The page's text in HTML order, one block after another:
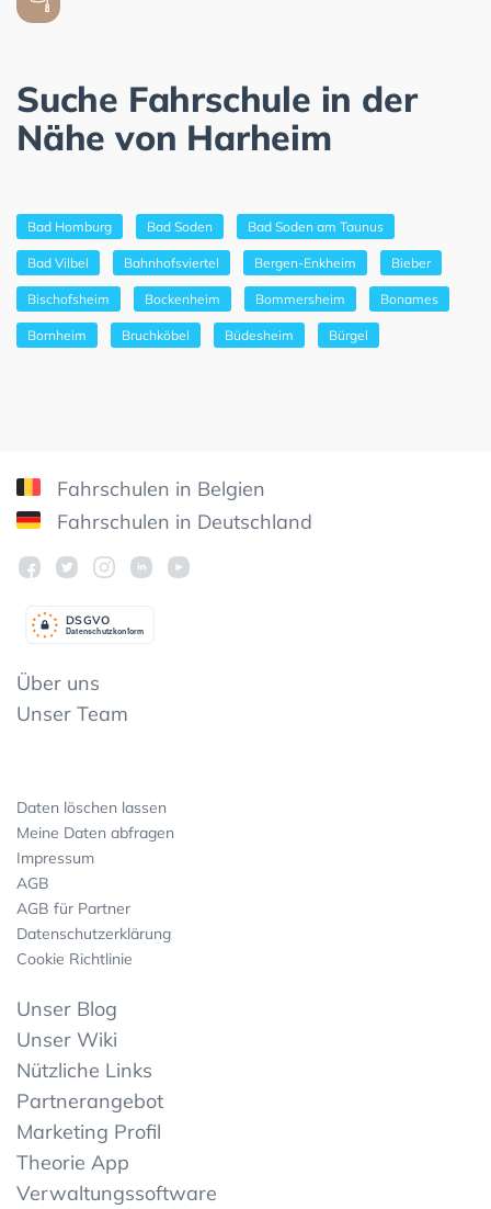
Suche Fahrschule in der
Nähe von Harheim
Bad Homburg Bad Soden Bad Soden am Taunus
Bad Vilbel Bahnhofsviertel Bergen-Enkheim Bieber
Bischofsheim Bockenheim Bommersheim Bonames
Bornheim Bruchköbel Büdesheim Bürgel
Fahrschulen in Belgien
Fahrschulen in Deutschland
Datenschutzkonform
DSGVO
Über uns
Unser Team
Daten löschen lassen
Meine Daten abfragen
Impressum
AGB
AGB für Partner
Datenschutzerklärung
Cookie Richtlinie
Unser Blog
Unser Wiki
Nützliche Links
Partnerangebot
Marketing Profil
Theorie App
Verwaltungssoftware